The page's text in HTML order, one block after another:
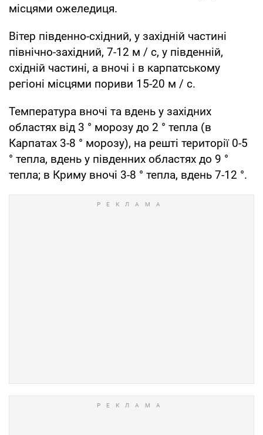
місцями ожеледиця.
Вітер південно-східний, у західній частині
північно-західний, 7-12 м / с, у південній,
східній частині, а вночі і в карпатському
регіоні місцями пориви 15-20 м / с.
Температура вночі та вдень у західних
областях від 3 ° морозу до 2 ° тепла (в
Карпатах 3-8 ° морозу), на решті території 0-5
° тепла, вдень у південних областях до 9 °
тепла; в Криму вночі 3-8 ° тепла, вдень 7-12 °.